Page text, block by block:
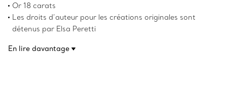
bague à cinq rangs en font un bijou de style moderne.
Or 18 carats
Les droits d’auteur pour les créations originales sont
détenus par Elsa Peretti
En lire davantage